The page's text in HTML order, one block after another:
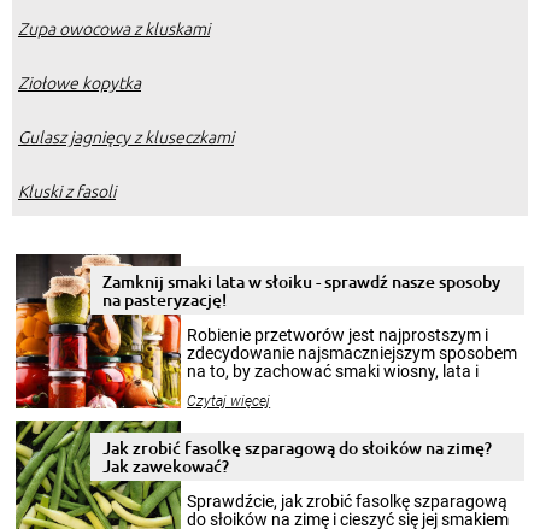
Zupa owocowa z kluskami
Ziołowe kopytka
Gulasz jagnięcy z kluseczkami
Kluski z fasoli
Zamknij smaki lata w słoiku - sprawdź nasze sposoby
na pasteryzację!
Robienie przetworów jest najprostszym i
zdecydowanie najsmaczniejszym sposobem
na to, by zachować smaki wiosny, lata i
krajobrazów, by cieszyć nimi oko w sezonie
pełni poczuć atmosferę cieplejszych
miesięcy. Przygotowanie słoików ze
smakowitą zawartością musi obejmować
patenty, które pozwolą zachować świeżość
przetworów.
Czytaj więcej
Jak zrobić fasolkę szparagową do słoików na zimę?
Jak zawekować?
Sprawdźcie, jak zrobić fasolkę szparagową
do słoików na zimę i cieszyć się jej smakiem